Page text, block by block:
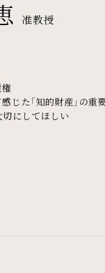
准教授
じた「知的財産」の重
切にしてほしい